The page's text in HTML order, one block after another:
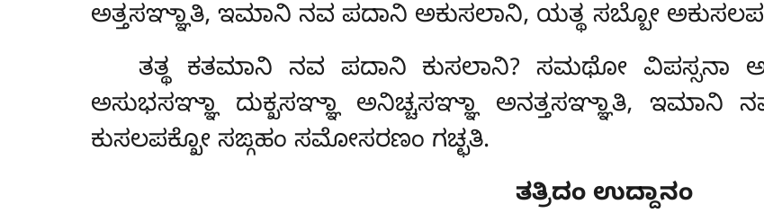
ಅತ್ತಸಞ್ಞಾತಿ, ಇಮಾನಿ ನವ ಪದಾನಿ ಅಕುಸಲಾನಿ, ಯತ್ಥ ಸಬ್ಬೋ
ತತ್ಥ ಕತಮಾನಿ ನವ ಪದಾನಿ ಕುಸಲಾನಿ? ಸಮಥೋ
ಅಸುಭಸಞ್ಞಾ ದುಕ್ಖಸಞ್ಞಾ ಅನಿಚ್ಚಸಞ್ಞಾ ಅನತ್ತಸಞ್ಞಾತಿ,
ಕುಸಲಪಕ್ಖೋ ಸಙ್ಗಹಂ ಸಮೋಸರಣಂ ಗಚ್ಛತಿ.
ತತ್ರಿದಂ ಉದ್ದಾನಂ